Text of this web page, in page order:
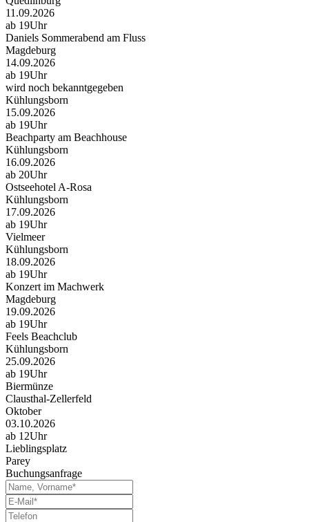
11.09.2026
ab 19Uhr
Daniels Sommerabend am Fluss
Magdeburg
14.09.2026
ab 19Uhr
wird noch bekanntgegeben
Kühlungsborn
15.09.2026
ab 19Uhr
Beachparty am Beachhouse
Kühlungsborn
16.09.2026
ab 20Uhr
Ostseehotel A-Rosa
Kühlungsborn
17.09.2026
ab 19Uhr
Vielmeer
Kühlungsborn
18.09.2026
ab 19Uhr
Konzert im Machwerk
Magdeburg
19.09.2026
ab 19Uhr
Feels Beachclub
Kühlungsborn
25.09.2026
ab 19Uhr
Biermünze
Clausthal-Zellerfeld
Oktober
03.10.2026
ab 12Uhr
Lieblingsplatz
Parey
Buchungsanfrage